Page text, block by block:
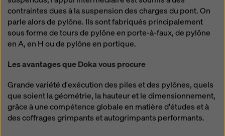
contraintes dues à la suspension des charges du pont. On
parle alors de pylône. Ils sont fabriqués principalement
sous forme de tours de pylône en porte-à-faux, de pylône
en A, en H ou de pylône en portique.
Les avantages que Doka vous procure
Grande variété d'exécution des piles et des pylônes, quels
que soient la géométrie, la hauteur et le dimensionnement,
grâce à une compétence globale en matière d'études et à
des coffrages grimpants et autogrimpants performants.